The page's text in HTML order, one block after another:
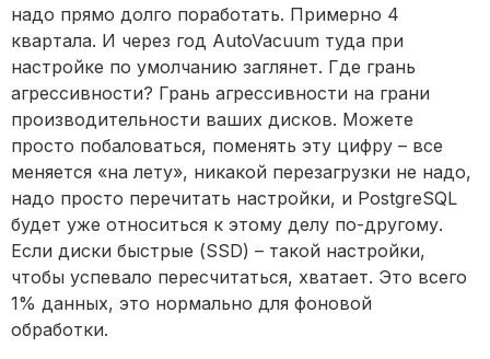
надо прямо долго поработать. Примерно 4
квартала. И через год AutoVacuum туда при
настройке по умолчанию заглянет. Где грань
агрессивности? Грань агрессивности на грани
производительности ваших дисков. Можете
просто побаловаться, поменять эту цифру – все
меняется «на лету», никакой перезагрузки не надо,
надо просто перечитать настройки, и PostgreSQL
будет уже относиться к этому делу по-другому.
Если диски быстрые (SSD) – такой настройки,
чтобы успевало пересчитаться, хватает. Это всего
1% данных, это нормально для фоновой
обработки.